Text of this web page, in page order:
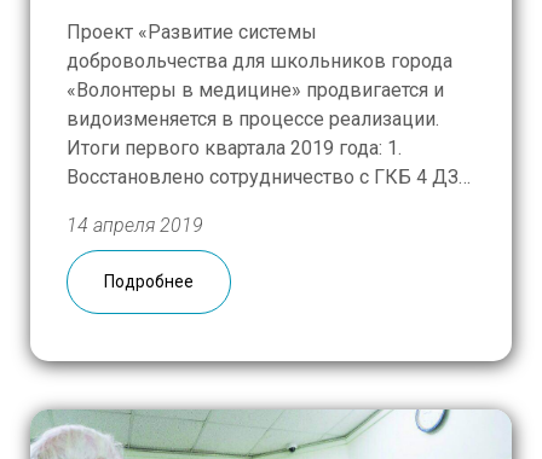
Проект «Развитие системы
добровольчества для школьников города
«Волонтеры в медицине» продвигается и
видоизменяется в процессе реализации.
Итоги первого квартала 2019 года: 1.
Восстановлено сотрудничество с ГКБ 4 ДЗМ
школьники на регулярной основе раз в
месяц проходят собеседование и
инструктаж для входа в это медицинское
учреждение. 2. В январе прошла рабочая
14 апреля 2019
Подробнее